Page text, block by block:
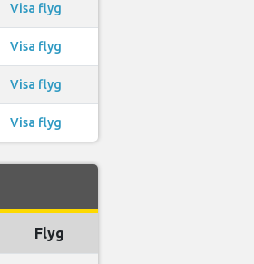
Visa flyg
Visa flyg
Visa flyg
Visa flyg
Flyg